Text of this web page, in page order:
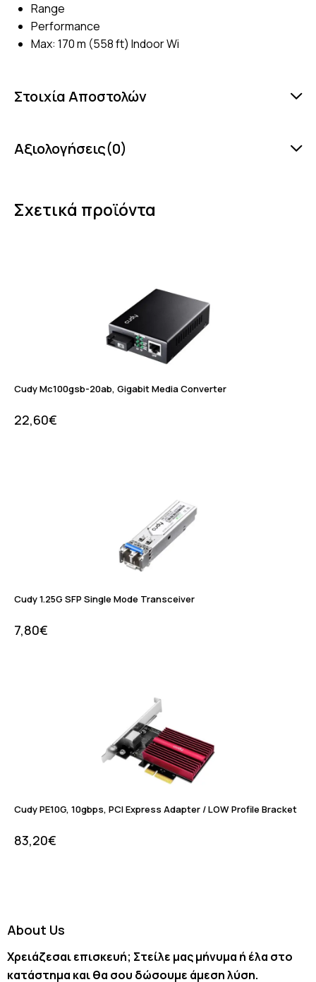
Range
Performance
Max: 170 m (558 ft) Indoor Wi
Στοιχία Αποστολών
Αξιολογήσεις(0)
Σχετικά προϊόντα
Cudy Mc100gsb-20ab, Gigabit Media Converter
22,60€
Cudy 1.25G SFP Single Mode Transceiver
7,80€
Cudy PE10G, 10gbps, PCI Express Adapter / LOW Profile Bracket
83,20€
About Us
Χρειάζεσαι επισκευή; Στείλε μας μήνυμα ή έλα στο
κατάστημα και θα σου δώσουμε άμεση λύση.